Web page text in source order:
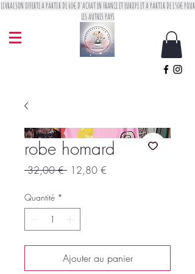
LIVRAISON OFFERTE A PARTIR DE 60€ D'ACHAT EN FRANCE ET EUROPE ET A PARTIR DE 150€ POUR
LES AUTRES PAYS
robe homard
32,00 € Prix
12,80 €
Quantité *
Ajouter au panier